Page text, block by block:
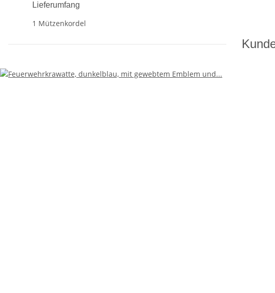
Lieferumfang
1 Mützenkordel